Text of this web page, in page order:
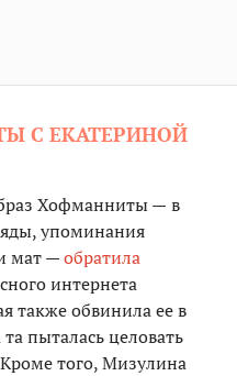
С ЕКАТЕРИНОЙ
Хофманниты — в
упоминания
мат —обратила
интернета
также обвинила ее в
пыталась целовать
того, Мизулина